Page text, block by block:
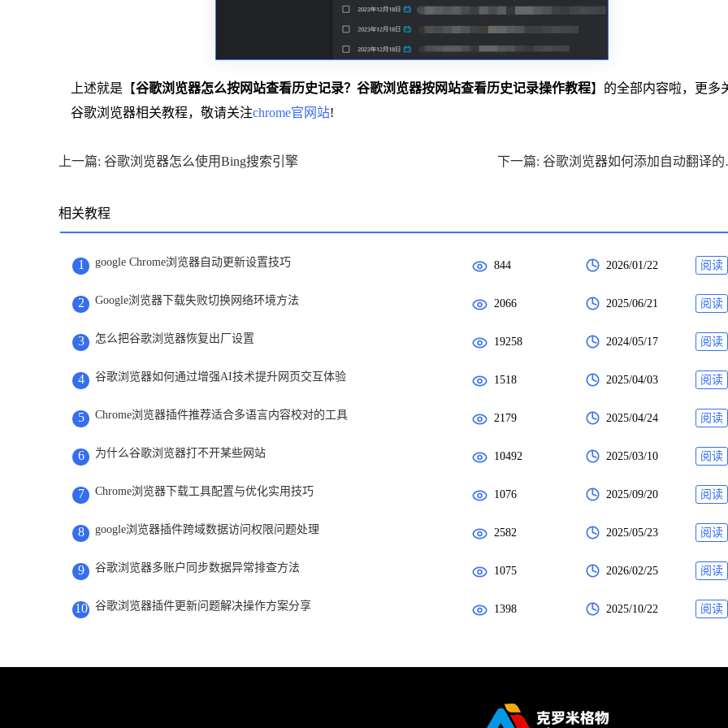
上述就是【谷歌浏览器怎么按网站查看历史记录？谷歌浏览器按网站查看历史记录操作教程】的全部内容啦，更多
谷歌浏览器相关教程，敬请关注chrome官网站!
上一篇: 谷歌浏览器怎么使用Bing搜索引擎 下一
相关教程
1 google Chrome浏览器自动更新设置技巧 844 2026/01/22 阅读
2 Google浏览器下载失败切换网络环境方法 2066 2025/06/21 阅读
3 怎么把谷歌浏览器恢复出厂设置 19258 2024/05/17 阅读
4 谷歌浏览器如何通过增强AI技术提升网页交互体验 1518 2025/04/03 阅读
5 Chrome浏览器插件推荐适合多语言内容校对的工具 2179 2025/04/24 阅读
6 为什么谷歌浏览器打不开某些网站 10492 2025/03/10 阅读
7 Chrome浏览器下载工具配置与优化实用技巧 1076 2025/09/20 阅读
8 google浏览器插件跨域数据访问权限问题处理 2582 2025/05/23 阅读
9 谷歌浏览器多账户同步数据异常排查方法 1075 2026/02/25 阅读
10 谷歌浏览器插件更新问题解决操作方案分享 1398 2025/10/22 阅读